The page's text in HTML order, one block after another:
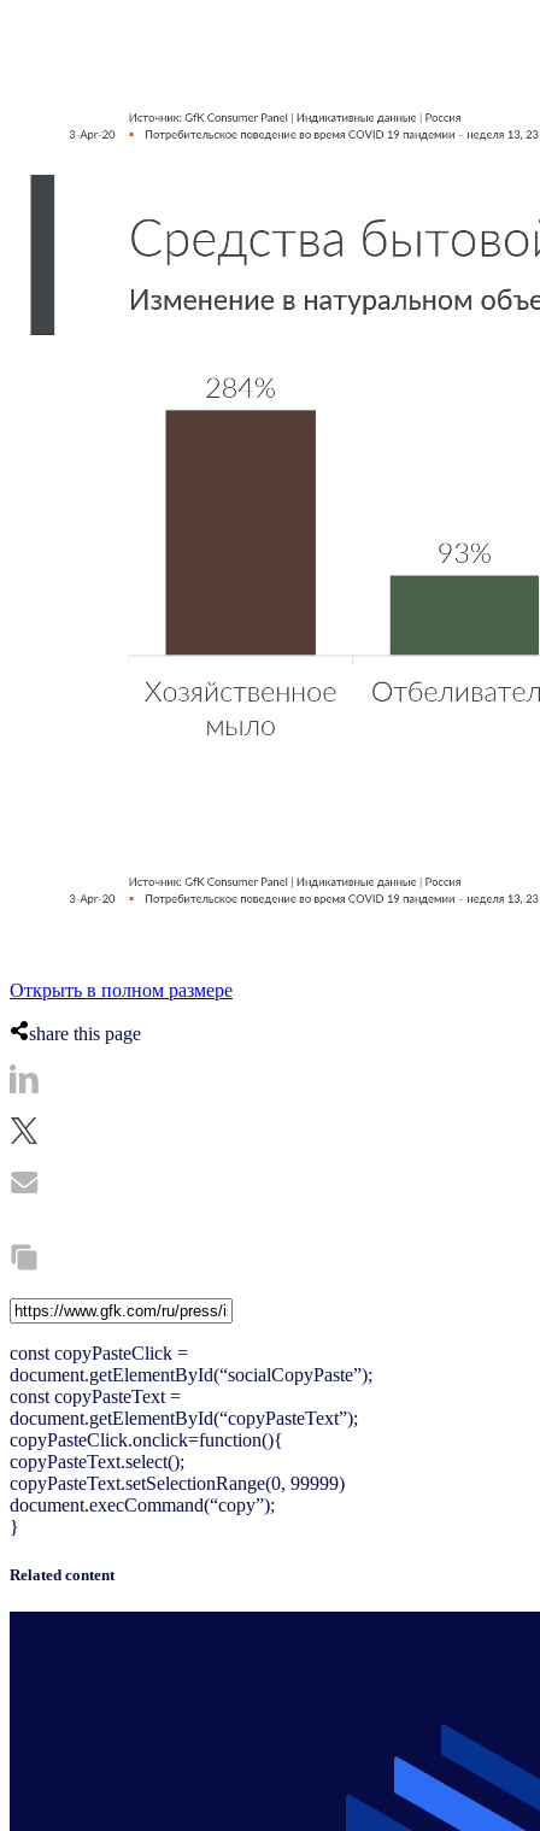
Открыть в полном размере
share this page
const copyPasteClick =
document.getElementById(“socialCopyPaste”);
const copyPasteText =
document.getElementById(“copyPasteText”);
copyPasteClick.onclick=function(){
copyPasteText.select();
copyPasteText.setSelectionRange(0, 99999)
document.execCommand(“copy”);
}
Related content